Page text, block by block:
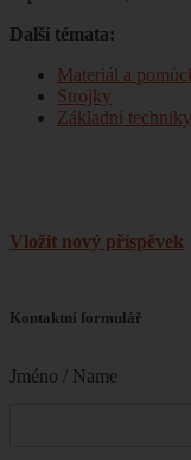
Další témata:
Materiál a
Strojky
Základní techniky
Vložit nový příspěvek
Kontaktní formulář
Jméno / Name